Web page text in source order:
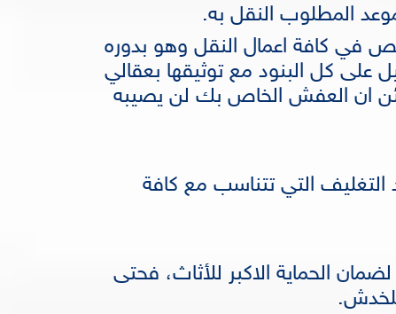
المطلوب النقل به.
في كافة اعمال النقل وهو بدوره
على كل البنود مع توثيقها بعقالي
ان العفش الخاص بك لن يصيبه
التي تتناسب مع كافة
الحماية الاكبر للأثاث، فحتى